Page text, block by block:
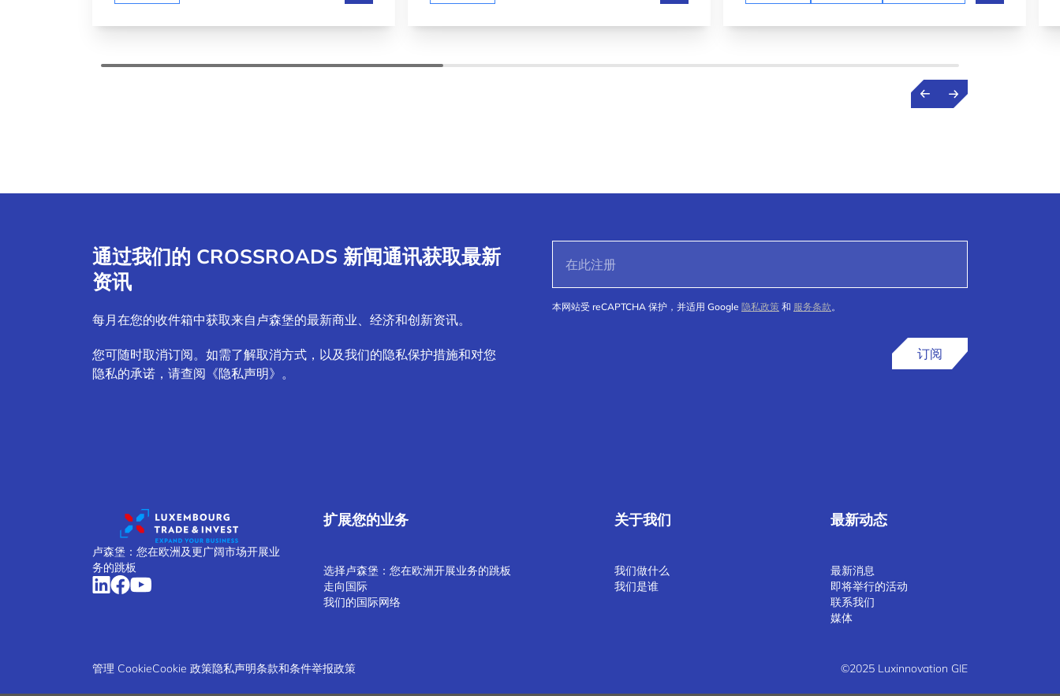
通过我们的 CROSSROADS 新闻通讯获取最新
资讯
每月在您的收件箱中获取来自卢森堡的最新商业、经济和创新资讯。
您可随时取消订阅。如需了解取消方式，以及我们的隐私保护措施和对您
隐私的承诺，请查阅《隐私声明》。
本网站受 reCAPTCHA 保护，并适用 Google 隐私政策 和 服务条款。
订阅
卢森堡：您在欧洲及更广阔市场开展业
务的跳板
扩展您的业务
选择卢森堡：您在欧洲开展业务的跳板
走向国际
我们的国际网络
关于我们
我们做什么
我们是谁
最新动态
最新消息
即将举行的活动
联系我们
媒体
管理 CookieCookie 政策隐私声明条款和条件举报政策 ©2025 Luxinnovation GIE